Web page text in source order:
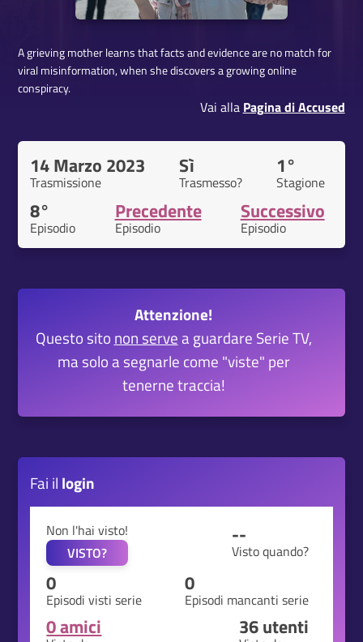
A grieving mother learns that facts and evidence are no match for
viral misinformation, when she discovers a growing online
conspiracy.
Vai alla Pagina di Accused
14 Marzo 2023
Trasmissione
Sì
Trasmesso?
1°
Stagione
8°
Episodio
Precedente
Episodio
Successivo
Episodio
Attenzione!
Questo sito non servea guardare Serie TV,
ma solo a segnarle come "viste" per
tenerne traccia!
Fai il login
Non l'hai visto!
VISTO?
--
Visto quando?
0
Episodi visti serie
0
Episodi mancanti serie
0 amici 36utenti